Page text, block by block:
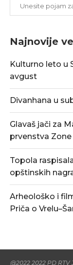
Najnovije
Kulturno leto u
avgust
Divanhana u
Glavaš jači za
prvenstva Zone
Topola
opštinskih
Arheološko i
Priča o
@2022 2022 PD RTV